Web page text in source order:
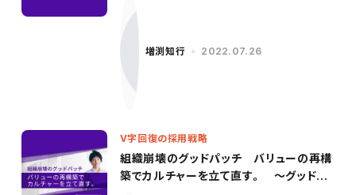
増渕知行 2022.07.26
V字回復の採用戦略
組織崩壊のグッドパッチ バリューの再構
築でカルチャーを立て直す。 〜グッドパ